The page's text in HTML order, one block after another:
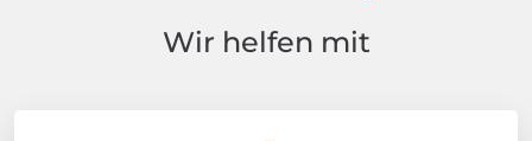
Wir helfen mit